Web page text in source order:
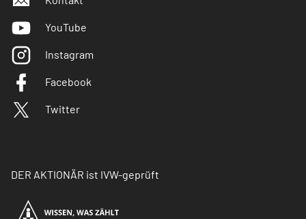
YouTube
Instagram
Facebook
Twitter
DER AKTIONÄR ist IVW-geprüft